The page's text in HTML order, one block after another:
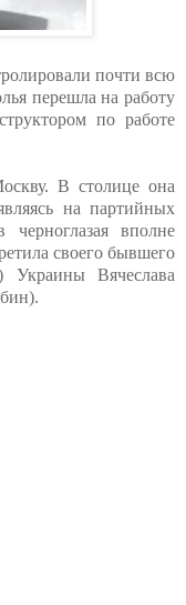
почти всю
перешла на работу
по работе
В столице она
на партийных
вполне
своего бывшего
Украины Вячеслава